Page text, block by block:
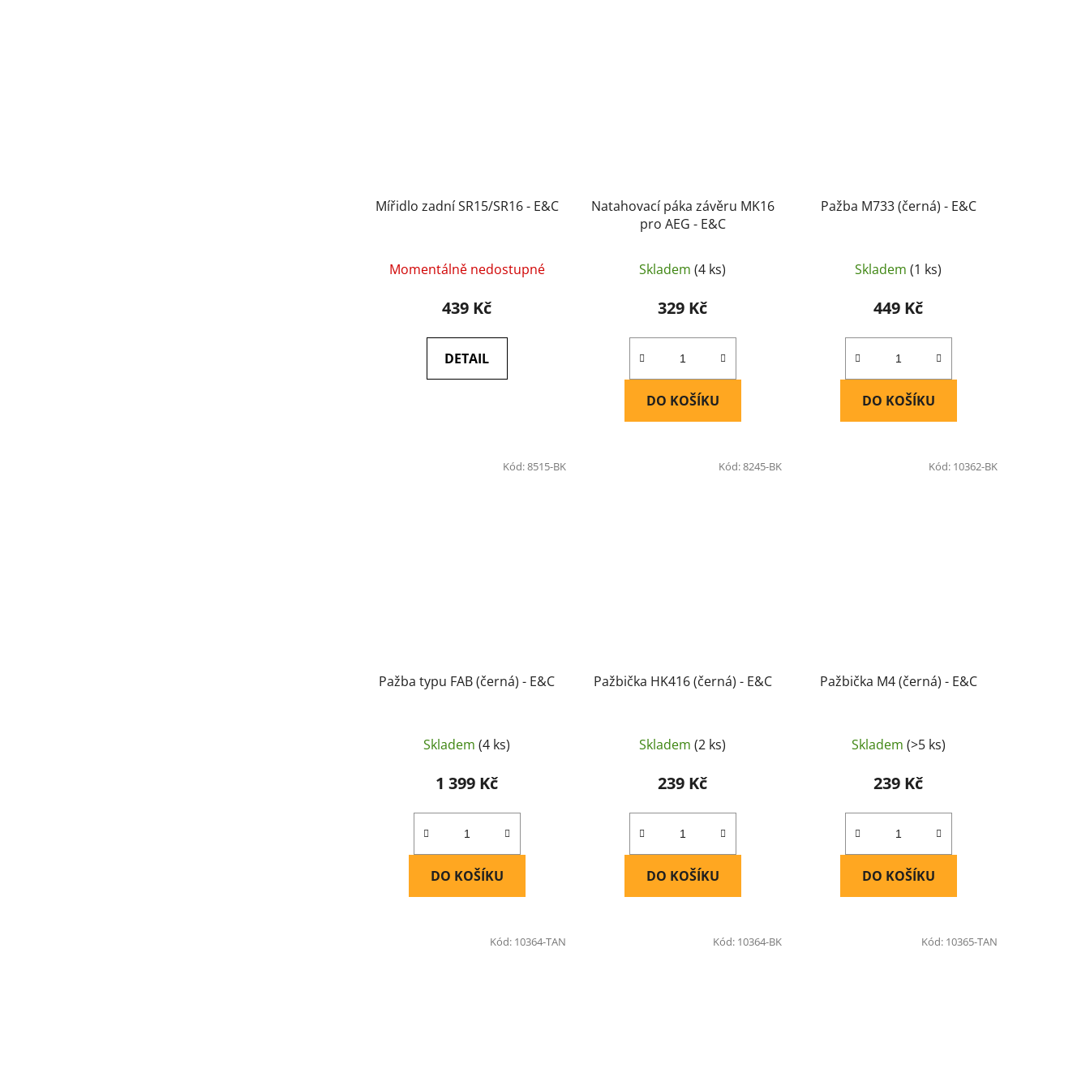
Mířidlo zadní SR15/SR16 - E&C
Momentálně nedostupné
439 Kč
DETAIL
Natahovací páka závěru MK16
pro AEG - E&C
Skladem(4 ks)
329 Kč
DO KOŠÍKU
Pažba M733 (černá) - E&C
Skladem(1 ks)
449 Kč
DO KOŠÍKU
Pažba typu FAB (černá) - E&C
Skladem(4 ks)
1 399 Kč
DO KOŠÍKU
Kód:8515-BK
Pažbička HK416 (černá) - E&C
Skladem(2 ks)
239 Kč
DO KOŠÍKU
Kód:8245-BK
Pažbička M4 (černá) - E&C
Skladem (>5 ks)
239 Kč
DO KOŠÍKU
Kód: 10362-BK
Kód: 10364-TAN Kód: 10364-BK Kód: 10365-TAN